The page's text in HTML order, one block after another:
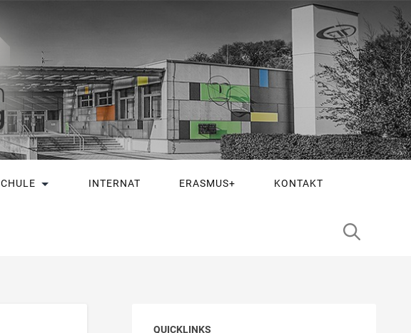
INTERNAT ERASMUS+ KONTAKT
QUICKLINKS